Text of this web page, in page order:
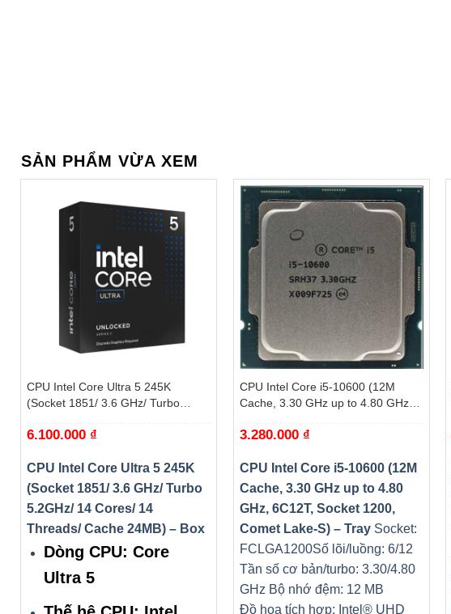
SẢN PHẨM VỪA XEM
CPU Intel Core Ultra 5 245K
(Socket 1851/ 3.6 GHz/ Turbo
Cache 24MB) – Box
6.100.000 ₫
CPU Intel Core Ultra 5 245K
(Socket 1851/ 3.6 GHz/ Turbo
5.2GHz/ 14 Cores/ 14
Threads/ Cache 24MB) – Box
Dòng CPU: Core
Ultra 5
+
CPU Intel Core i5-10600 (12M
Cache, 3.30 GHz up to 4.80 GHz,
S) – Tray
3.280.000 ₫
CPU Intel Core i5-10600 (12M
Cache, 3.30 GHz up to 4.80
GHz, 6C12T, Socket 1200,
Comet Lake-S) – Tray Socket:
FCLGA1200Số lõi/luồng: 6/12
Tần số cơ bản/turbo: 3.30/4.80
GHz Bộ nhớ đệm: 12 MB
Đồ họa tích hợp: Intel® UHD